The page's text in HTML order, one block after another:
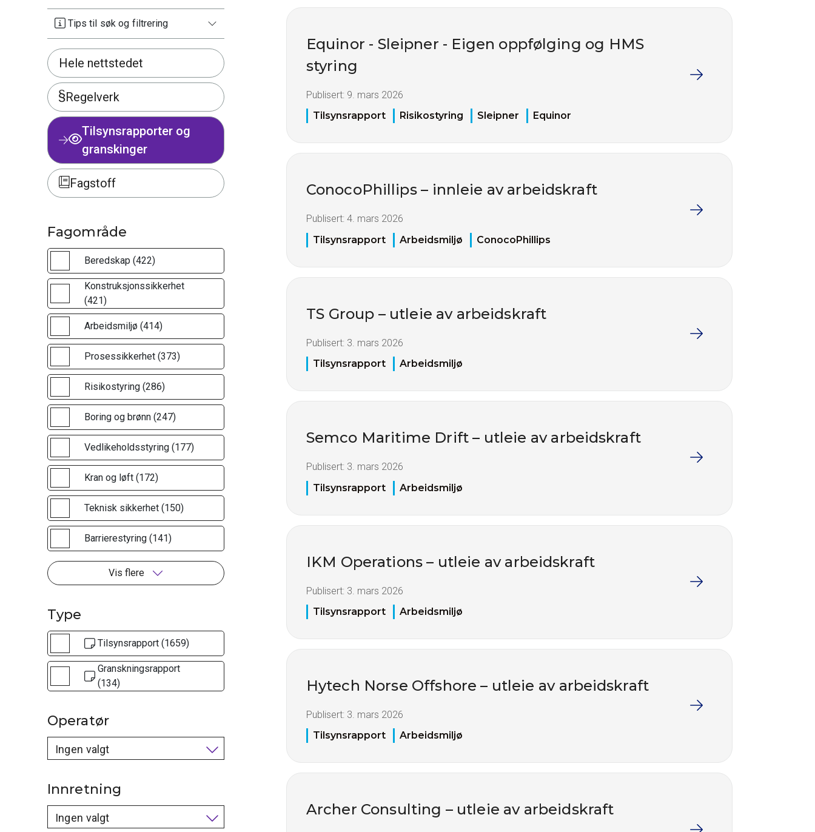
Tips til søk og filtrering
Hele nettstedet
Regelverk
Tilsynsrapporter og
granskinger
Fagstoff
Fagområde
Beredskap (422)
Konstruksjonssikkerhet
(421)
Arbeidsmiljø (414)
Prosessikkerhet (373)
Risikostyring (286)
Boring og brønn (247)
Vedlikeholdsstyring (177)
Kran og løft (172)
Teknisk sikkerhet (150)
Barrierestyring (141)
Vis flere
Type
Tilsynsrapport (1659)
Granskningsrapport
(134)
Operatør
Ingen valgt
Innretning
Ingen valgt
Equinor - Sleipner - Eigen oppfølging og HMS
styring
Publisert: 9. mars 2026
Tilsynsrapport
Risikostyring Sleipner Equinor
ConocoPhillips – innleie av arbeidskraft
Publisert: 4. mars 2026
Tilsynsrapport
Arbeidsmiljø ConocoPhillips
TS Group – utleie av arbeidskraft
Publisert: 3. mars 2026
Tilsynsrapport
Arbeidsmiljø
Semco Maritime Drift – utleie av arbeidskraft
Publisert: 3. mars 2026
Tilsynsrapport
Arbeidsmiljø
IKM Operations – utleie av arbeidskraft
Publisert: 3. mars 2026
Tilsynsrapport
Arbeidsmiljø
Hytech Norse Offshore – utleie av arbeidskraft
Publisert: 3. mars 2026
Tilsynsrapport
Arbeidsmiljø
Archer Consulting – utleie av arbeidskraft